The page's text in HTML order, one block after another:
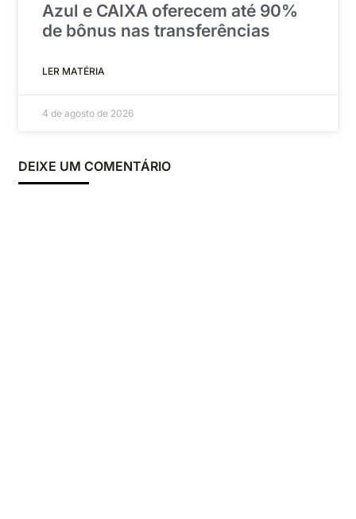
Azul e CAIXA oferecem até 90%
de bônus nas transferências
LER MATÉRIA
4 de agosto de 2026
DEIXE UM COMENTÁRIO